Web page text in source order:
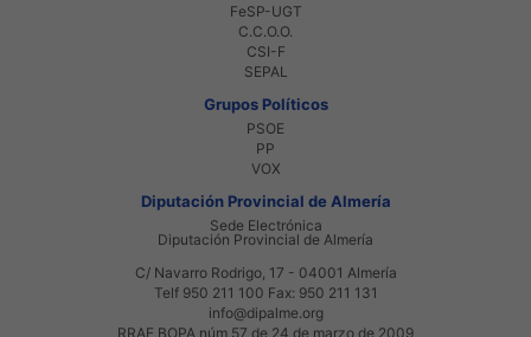
FeSP-UGT
C.C.O.O.
CSI-F
SEPAL
Grupos Políticos
PSOE
PP
VOX
Diputación Provincial de Almería
Sede Electrónica
Diputación Provincial de Almería
C/ Navarro Rodrigo, 17 - 04001 Almería
Telf 950 211 100 Fax: 950 211 131
info@dipalme.org
RRAE BOPA núm 57 de 24 de marzo de 2009